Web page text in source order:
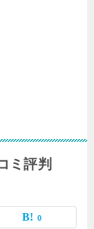
ミ評判
0